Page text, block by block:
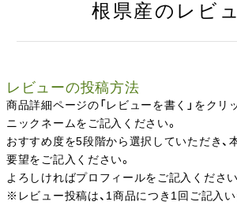
根県産のレビ
レビューの投稿方法
商品詳細ページの「レビューを書く」をクリ
ニックネームをご記入ください。
おすすめ度を5段階から選択していただき、
要望をご記入ください。
よろしければプロフィールをご記入ください
※レビュー投稿は、1商品につき1回ご記入い